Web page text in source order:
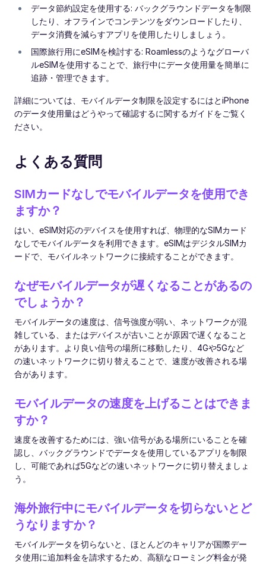
データ節約設定を使用する: バックグラウンドデータを制限
したり、オフラインでコンテンツをダウンロードしたり、
データ消費を減らすアプリを使用したりしましょう。
国際旅行用にeSIMを検討する: Roamlessのようなグローバ
ルeSIMを使用することで、旅行中にデータ使用量を簡単に
追跡・管理できます。
詳細については、モバイルデータ制限を設定するにはとiPhone
のデータ使用量はどうやって確認するに関するガイドをご覧く
ださい。
よくある質問
SIMカードなしでモバイルデータを使用でき
ますか？
はい、eSIM対応のデバイスを使用すれば、物理的なSIMカード
なしでモバイルデータを利用できます。eSIMはデジタルSIMカ
ードで、モバイルネットワークに接続することができます。
なぜモバイルデータが遅くなることがあるの
でしょうか？
モバイルデータの速度は、信号強度が弱い、ネットワークが混
雑している、またはデバイスが古いことが原因で遅くなること
があります。より良い信号の場所に移動したり、4Gや5Gなど
の速いネットワークに切り替えることで、速度が改善される場
合があります。
モバイルデータの速度を上げることはできま
すか？
速度を改善するためには、強い信号がある場所にいることを確
認し、バックグラウンドでデータを使用しているアプリを制限
し、可能であれば5Gなどの速いネットワークに切り替えましょ
う。
海外旅行中にモバイルデータを切らないとど
うなりますか？
モバイルデータを切らないと、ほとんどのキャリアが国際デー
タ使用に追加料金を請求するため、高額なローミング料金が発